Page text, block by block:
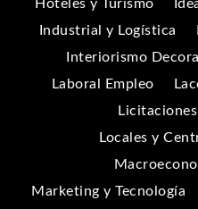
Hoteles y Turismo
Industrial y Logística
Interiorismo
Laboral Empleo
Locales y
Marketing y Tecnología